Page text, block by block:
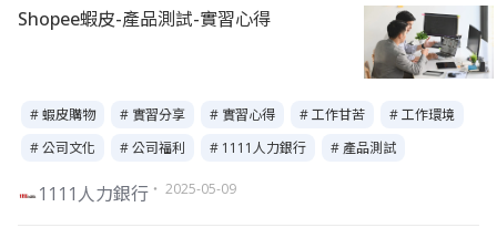
Shopee蝦皮-產品測試-實習心得
# 蝦皮購物 # 實習分享 # 實習心得 # 工作甘苦
# 工作環境
# 公司文化
# 公司福利 # 1111人力銀行 # 產品測試
1111人力銀行 ・ 2025-05-09